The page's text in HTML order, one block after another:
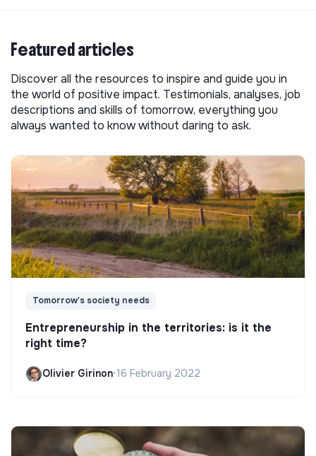
Featured articles
Discover all the resources to inspire and guide you in
the world of positive impact. Testimonials, analyses, job
descriptions and skills of tomorrow, everything you
always wanted to know without daring to ask.
Tomorrow's society needs
Entrepreneurship in the territories: is it the
right time?
Olivier Girinon•16 February 2022